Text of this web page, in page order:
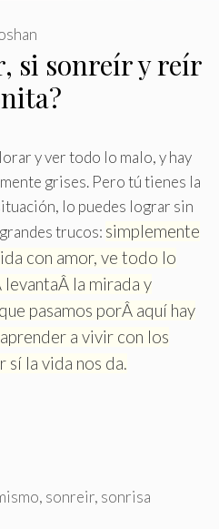
si sonreír y reír
y ver todo lo malo, y hay
grises. Pero tú tienes la
lo puedes lograr sin
trucos: simplemente
con amor, ve todo lo
la mirada y
pasamos porÂ aquí hay
a vivir con los
sí la vida nos da.
, sonreir, sonrisa